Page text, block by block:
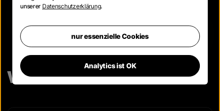
Weitere Cases
unserer Datenschutzerklärung.
nur essenzielle Cookies
Analytics ist OK